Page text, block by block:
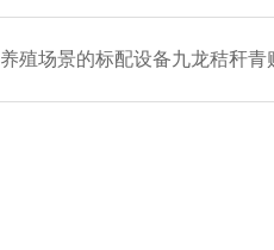
养殖场景的标配设备九龙秸秆青